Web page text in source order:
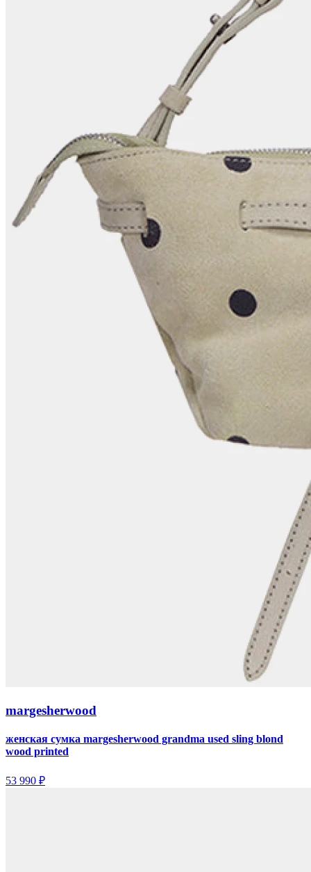
margesherwood
женская сумка margesherwood grandma used sling blond
wood printed
53 990 ₽